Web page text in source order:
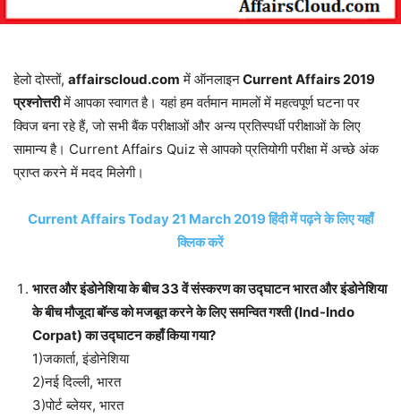
हेलो दोस्तों, affairscloud.com में ऑनलाइनCurrent Affairs 2019
प्रश्नोत्तरीमें आपका स्वागत है। यहां हम वर्तमान मामलों में महत्वपूर्ण घटना पर
क्विज बना रहे हैं, जो सभी बैंक परीक्षाओं और अन्य प्रतिस्पर्धी परीक्षाओं के लिए
सामान्य है। Current Affairs Quiz से आपको प्रतियोगी परीक्षा में अच्छे अंक
प्राप्त करने में मदद मिलेगी।
Current Affairs Today 21 March 2019 हिंदी में पढ़ने के लिए यहाँ
क्लिक करें
भारत और इंडोनेशिया के बीच 33 वें संस्करण का उद्घाटन भारत और इंडोनेशिया
के बीच मौजूदा बॉन्ड को मजबूत करने के लिए समन्वित गश्ती (Ind-Indo
Corpat) का उद्घाटन कहाँ किया गया?
1)जकार्ता, इंडोनेशिया
2)नई दिल्ली, भारत
3)पोर्ट ब्लेयर, भारत